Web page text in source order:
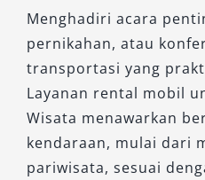
ribet.
Dengan mengikuti tips
menemukan layanan
terbaik yang sesuai
memastikan perjalanan
nyaman.
Menghadiri acara
pernikahan, atau
transportasi yang
Layanan rental mobil
Wisata menawarkan
kendaraan, mulai dari
pariwisata, sesuai